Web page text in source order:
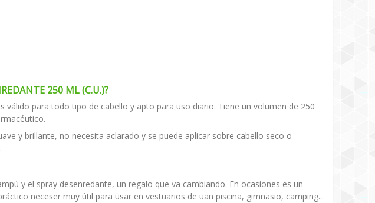
250 ML (C.U.)?
para todo tipo de cabello y apto para uso diario. Tiene un volumen de 250
y brillante, no necesita aclarado y se puede aplicar sobre cabello seco o
y el spray desenredante, un regalo que va cambiando. En ocasiones es un
neceser muy útil para usar en vestuarios de uan piscina, gimnasio, camping...